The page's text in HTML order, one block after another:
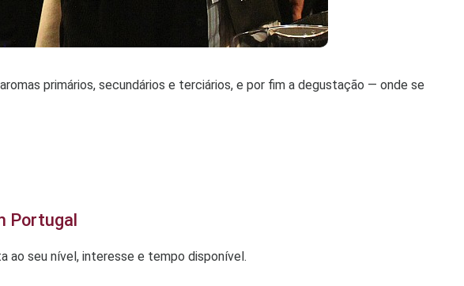
primários, secundários e terciários, e por fim a degustação — onde se
Portugal
ao seu nível, interesse e tempo disponível.